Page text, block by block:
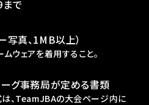
で
写真、1MB以上）
ウェアを着用すること。
グ事務局が定める書類
、TeamJBAの大会ページ内に